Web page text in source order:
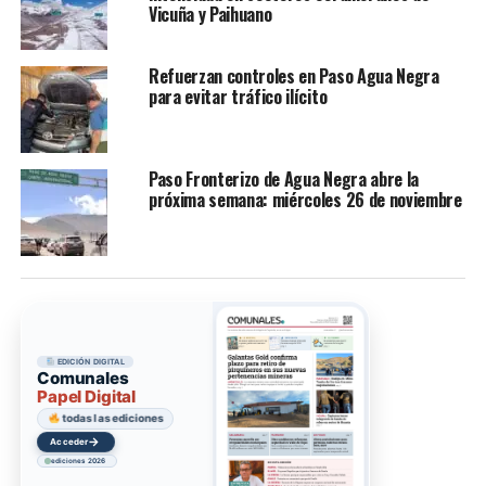
Vicuña y Paihuano
Refuerzan controles en Paso Agua Negra
para evitar tráfico ilícito
Paso Fronterizo de Agua Negra abre la
próxima semana: miércoles 26 de noviembre
EDICIÓN DIGITAL
Comunales
Papel Digital
todas las ediciones
Acceder→
ediciones 2026